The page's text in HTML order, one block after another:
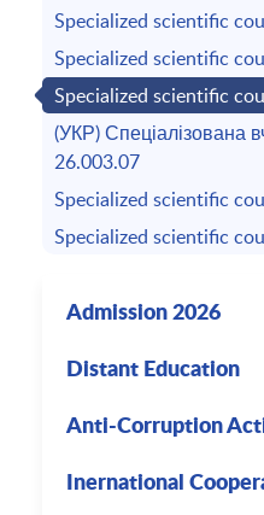
Specialized scientific
Specialized scientific
Specialized scientific
(УКР) Спеціалізована
26.003.07
Specialized scientific
Specialized scientific
Admission 2026
Distant Education
Anti-Corruption
Inernational